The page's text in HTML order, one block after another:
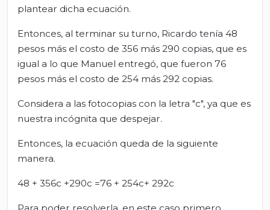
plantear dicha ecuación.
Entonces, al terminar su turno, Ricardo tenía 48
pesos más el costo de 356 más 290 copias, que es
igual a lo que Manuel entregó, que fueron 76
pesos más el costo de 254 más 292 copias.
Considera a las fotocopias con la letra "c", ya que es
nuestra incógnita que despejar.
Entonces, la ecuación queda de la siguiente
manera.
48 + 356c +290c =76 + 254c+ 292c